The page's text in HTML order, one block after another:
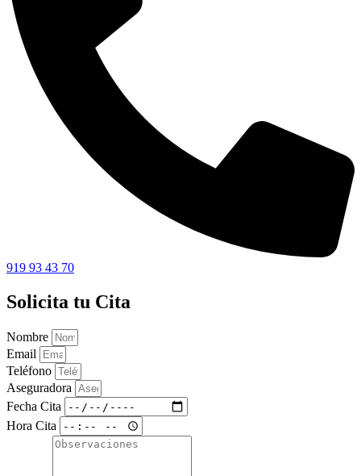
919 93 43 70
Solicita tu Cita
Nombre
Email
Teléfono
Aseguradora
Fecha Cita
Hora Cita